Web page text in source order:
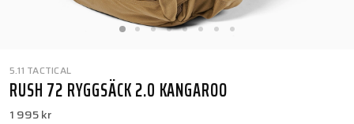
5.11 TACTICAL
RUSH 72 RYGGSÄCK 2.0 KANGAROO
1 995 kr